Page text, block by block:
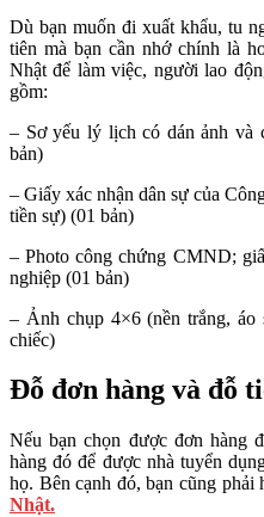
Dù bạn muốn đi xuất khẩu, tu
tiên mà bạn cần nhớ chính là
Nhật để làm việc, người lao
gồm:
– Sơ yếu lý lịch có dán ảnh và
bản)
– Giấy xác nhận dân sự của
tiền sự) (01 bản)
– Photo công chứng CMND;
nghiệp (01 bản)
– Ảnh chụp 4×6 (nền trắng, áo
chiếc)
Đỗ đơn hàng và đỗ
Nếu bạn chọn được đơn hàng
hàng đó để được nhà tuyển
họ. Bên cạnh đó, bạn cũng
Nhật.